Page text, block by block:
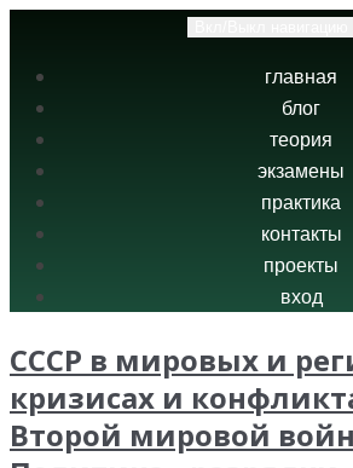
главная
блог
теория
экзамены
практика
контакты
проекты
вход
СССР в мировых и
кризисах и
Второй мировой